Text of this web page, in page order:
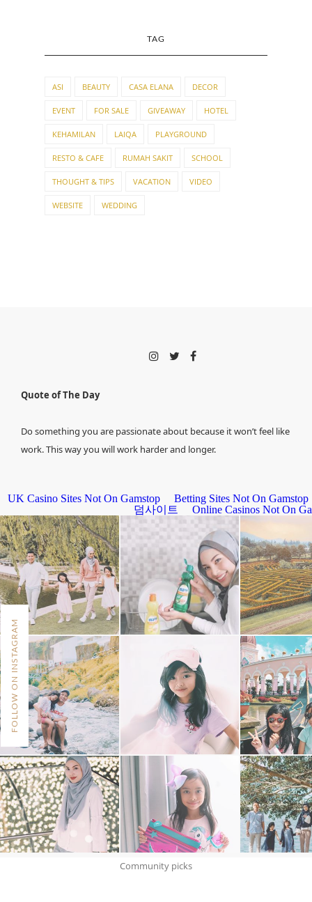
TAG
ASI BEAUTY CASA ELANA DECOR
EVENT FOR SALE GIVEAWAY HOTEL
KEHAMILAN LAIQA PLAYGROUND
RESTO & CAFE RUMAH SAKIT SCHOOL
THOUGHT & TIPS VACATION VIDEO
WEBSITE WEDDING
Quote of The Day
Do something you are passionate about because it won’t feel like
work. This way you will work harder and longer.
FOLLOW ON INSTAGRAM
Community picks